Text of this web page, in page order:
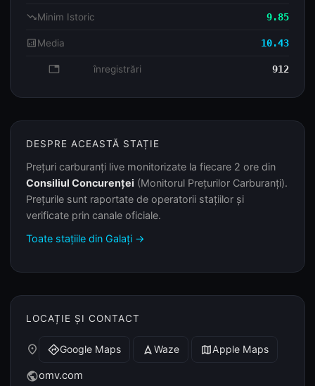
trending_downMinim Istoric 9.85
analyticsMedia 10.43
database înregistrări 912
DESPRE ACEASTĂ STAȚIE
Prețuri carburanți live monitorizate la fiecare 2 ore din
Consiliul Concurenței (Monitorul Prețurilor Carburanți).
Prețurile sunt raportate de operatorii stațiilor și
verificate prin canale oficiale.
Toate stațiile din Galați →
LOCAȚIE ȘI CONTACT
place directionsGoogle Maps navigation Waze mapApple Maps
publicomv.com